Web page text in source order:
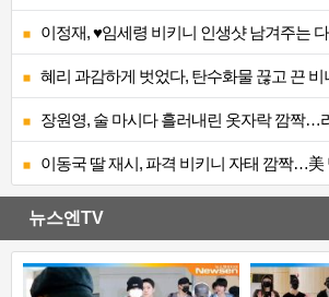
이정재, ♥임세령 비키니 인생샷 남겨주는
혜리 과감하게 벗었다, 탄수화물 끊고 끈 비
장원영, 술 마시다 흘러내린 옷자락 깜짝…
이동국 딸 재시, 파격 비키니 자태 깜짝…美
뉴스엔TV